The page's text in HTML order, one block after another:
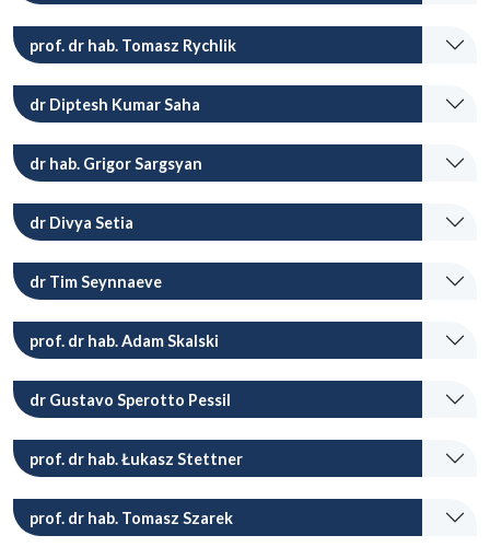
prof. dr hab. Tomasz Rychlik
dr Diptesh Kumar Saha
dr hab. Grigor Sargsyan
dr Divya Setia
dr Tim Seynnaeve
prof. dr hab. Adam Skalski
dr Gustavo Sperotto Pessil
prof. dr hab. Łukasz Stettner
prof. dr hab. Tomasz Szarek